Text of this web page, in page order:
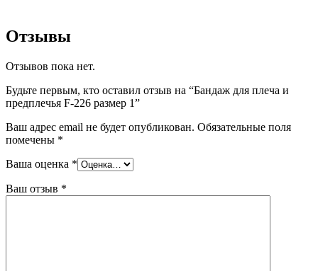
Отзывы
Отзывов пока нет.
Будьте первым, кто оставил отзыв на “Бандаж для плеча и
предплечья F-226 размер 1”
Ваш адрес email не будет опубликован. Обязательные поля
помечены *
Ваша оценка *
Ваш отзыв *